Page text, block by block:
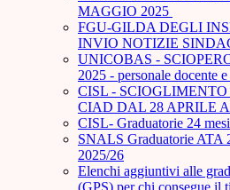
MAGGIO 2025
FGU-GILDA DEGLI
INVIO NOTIZIE
UNICOBAS -
2025 - personale docente
CISL - SCIOGLIMENTO
CIAD DAL 28 APRILE
CISL- Graduatorie 24 mesi
SNALS Graduatorie ATA
2025/26
Elenchi aggiuntivi alle